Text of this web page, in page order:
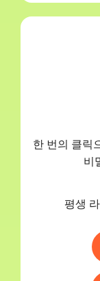
한 번의 클릭
비
평생